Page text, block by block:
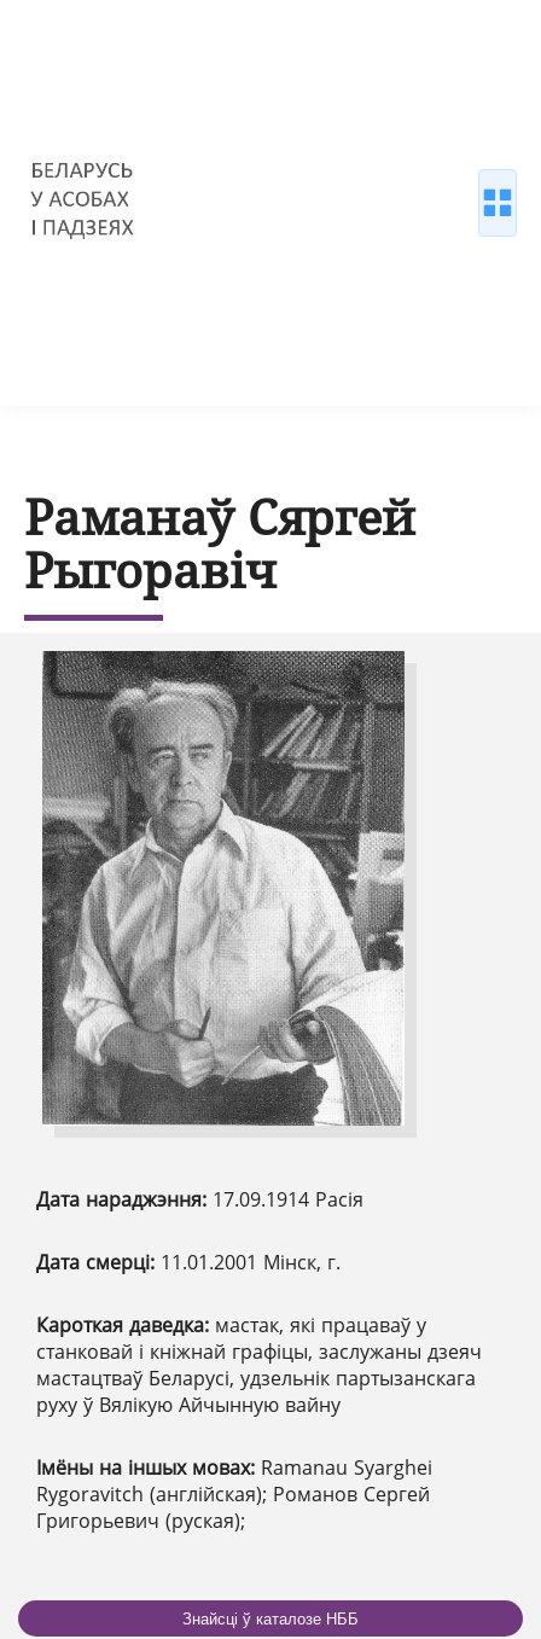
Раманаў Сяргей
Рыгоравіч
Дата нараджэння: 17.09.1914 Расія
Дата смерці: 11.01.2001 Мінск, г.
Кароткая даведка: мастак, які працаваў у
станковай і кніжнай графіцы, заслужаны дзеяч
мастацтваў Беларусі, удзельнік партызанскага
руху ў Вялікую Айчынную вайну
Імёны на іншых мовах: Ramanau Syarghei
Rygoravitch (англійская); Романов Сергей
Григорьевич (руская);
Знайсці ў каталозе НББ